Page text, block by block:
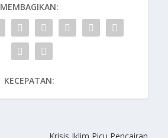
MEMBAGIKAN:
KECEPATAN:
Krisis Iklim Picu Pencairan